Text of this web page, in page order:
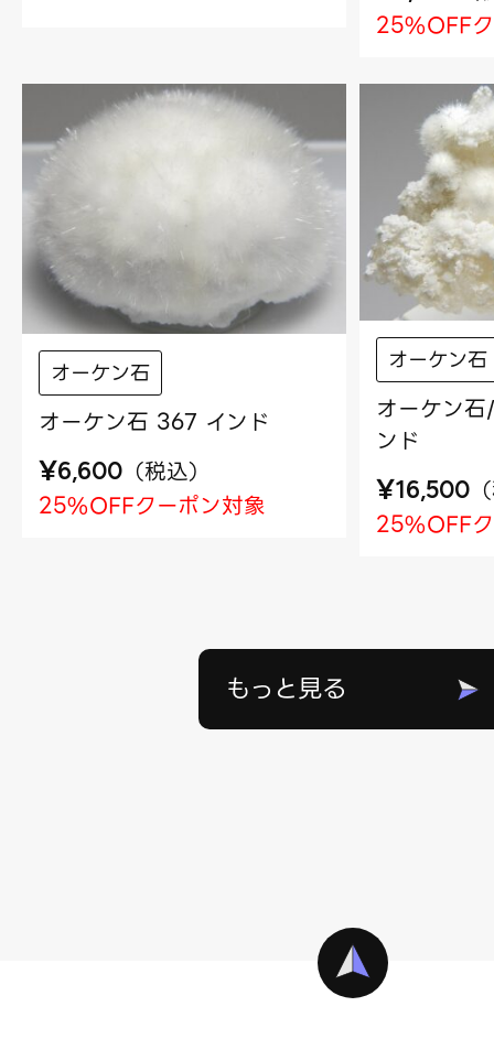
25%OFF
オーケン石
オーケン石 367 インド
¥6,600 （税込）
25%OFFクーポン対象
オーケン石
オーケン
ンド
¥16,500 （
25%OFF
もっと見る